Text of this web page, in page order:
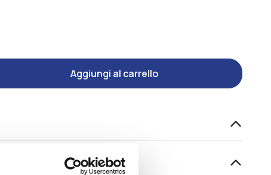
Aggiungi al carrello